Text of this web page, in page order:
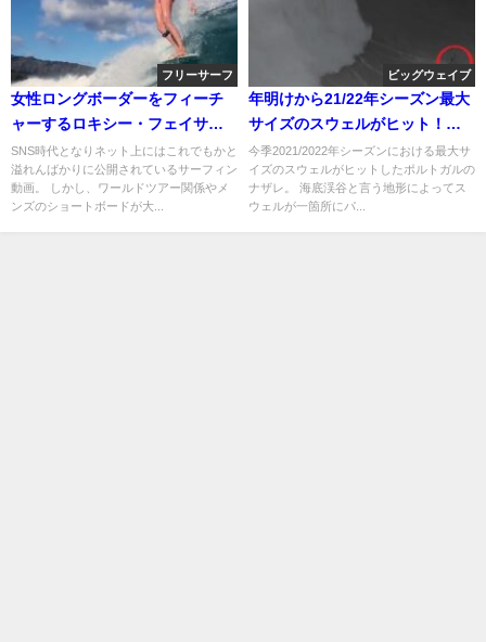
フリーサーフ
女性ロングボーダーをフィーチ
ャーするロキシー・フェイサ
ー！昨年ハイライト動画
SNS時代となりネット上にはこれでもかと
溢れんばかりに公開されているサーフィン
動画。 しかし、ワールドツアー関係やメ
ンズのショートボードが大...
ビッグウェイブ
年明けから21/22年シーズン最大
サイズのスウェルがヒット！ナ
ザレセッション動画
今季2021/2022年シーズンにおける最大サ
イズのスウェルがヒットしたポルトガルの
ナザレ。 海底渓谷と言う地形によってス
ウェルが一箇所にパ...